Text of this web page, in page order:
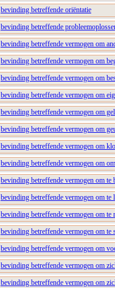
bevinding betreffende oriëntatie
bevinding betreffende
bevinding betreffende vermogen om
bevinding betreffende vermogen om
bevinding betreffende vermogen om
bevinding betreffende vermogen om
bevinding betreffende vermogen om
bevinding betreffende vermogen om
bevinding betreffende vermogen om
bevinding betreffende vermogen om
bevinding betreffende vermogen om te
bevinding betreffende vermogen om te
bevinding betreffende vermogen om te
bevinding betreffende vermogen om te
bevinding betreffende vermogen om
bevinding betreffende vermogen om
bevinding betreffende vermogen om